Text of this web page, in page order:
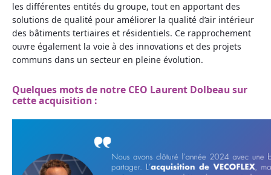
les différentes entités du groupe, tout en apportant des
solutions de qualité pour améliorer la qualité d’air intérieur
des bâtiments tertiaires et résidentiels. Ce rapprochement
ouvre également la voie à des innovations et des projets
communs dans un secteur en pleine évolution.
Quelques mots de notre CEO Laurent Dolbeau sur
cette acquisition :